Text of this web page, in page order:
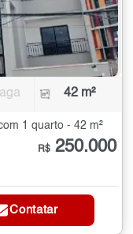
42 m²
1 quarto - 42 m²
R$ 250.000
Contatar